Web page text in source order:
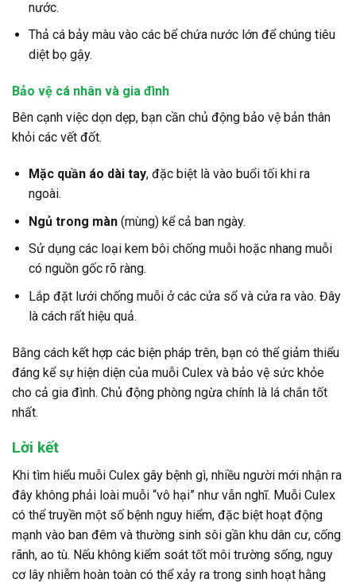
nước.
Thả cá bảy màu vào các bể chứa nước lớn để chúng tiêu
diệt bọ gậy.
Bảo vệ cá nhân và gia đình
Bên cạnh việc dọn dẹp, bạn cần chủ động bảo vệ bản thân
khỏi các vết đốt.
Mặc quần áo dài tay, đặc biệt là vào buổi tối khi ra
ngoài.
Ngủ trong màn(mùng) kể cả ban ngày.
Sử dụng các loại kem bôi chống muỗi hoặc nhang muỗi
có nguồn gốc rõ ràng.
Lắp đặt lưới chống muỗi ở các cửa sổ và cửa ra vào. Đây
là cách rất hiệu quả.
Bằng cách kết hợp các biện pháp trên, bạn có thể giảm thiểu
đáng kể sự hiện diện của muỗi Culex và bảo vệ sức khỏe
cho cả gia đình. Chủ động phòng ngừa chính là lá chắn tốt
nhất.
Lời kết
Khi tìm hiểu muỗi Culex gây bệnh gì, nhiều người mới nhận ra
đây không phải loài muỗi “vô hại” như vẫn nghĩ. Muỗi Culex
có thể truyền một số bệnh nguy hiểm, đặc biệt hoạt động
mạnh vào ban đêm và thường sinh sôi gần khu dân cư, cống
rãnh, ao tù. Nếu không kiểm soát tốt môi trường sống, nguy
cơ lây nhiễm hoàn toàn có thể xảy ra trong sinh hoạt hằng